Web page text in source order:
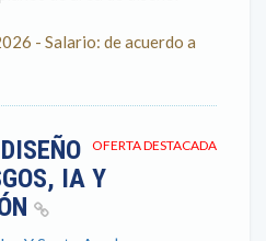
- Salario: de acuerdo a
OFERTA DESTACADA
IA Y